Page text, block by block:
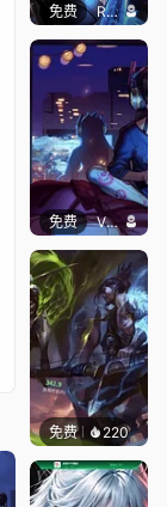
免费 Ragnar
免费 V i w w e
免费 220鲨鲨啊